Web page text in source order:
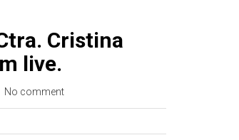
Cristina
live.
No comment